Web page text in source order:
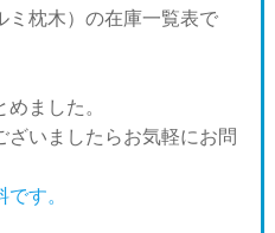
ミ枕木）の在庫一覧表で
ました。
いましたらお気軽にお問
す。